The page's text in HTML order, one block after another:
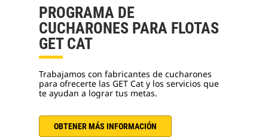
PROGRAMA DE
CUCHARONES PARA FLOTAS
GET CAT
Trabajamos con fabricantes de cucharones
para ofrecerte las GET Cat y los servicios que
te ayudan a lograr tus metas.
OBTENER MÁS INFORMACIÓN